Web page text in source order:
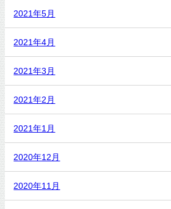
2021年5月
2021年4月
2021年3月
2021年2月
2021年1月
2020年12月
2020年11月